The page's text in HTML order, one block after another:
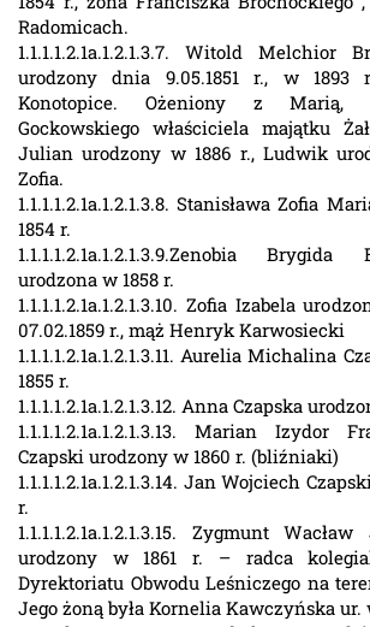
Radomicach.
1.1.1.1.2.1a.1.2.1.3.7. Witold Melchior
urodzony dnia 9.05.1851 r., w 1893
Konotopice. Ożeniony z Marią,
Gockowskiego właściciela majątku
Julian urodzony w 1886 r., Ludwik
Zofia.
1.1.1.1.2.1a.1.2.1.3.8. Stanisława Zofia
1854 r.
1.1.1.1.2.1a.1.2.1.3.9.Zenobia
urodzona w 1858 r.
1.1.1.1.2.1a.1.2.1.3.10. Zofia Izabela
07.02.1859 r., mąż Henryk Karwosiecki
1.1.1.1.2.1a.1.2.1.3.11. Aurelia Michalina
1855 r.
1.1.1.1.2.1a.1.2.1.3.12. Anna Czapska
1.1.1.1.2.1a.1.2.1.3.13. Marian Izydor
Czapski urodzony w 1860 r. (bliźniaki)
1.1.1.1.2.1a.1.2.1.3.14. Jan Wojciech
r.
1.1.1.1.2.1a.1.2.1.3.15. Zygmunt
urodzony w 1861 r. – radca
Dyrektoriatu Obwodu Leśniczego na
Jego żoną była Kornelia Kawczyńska ur.